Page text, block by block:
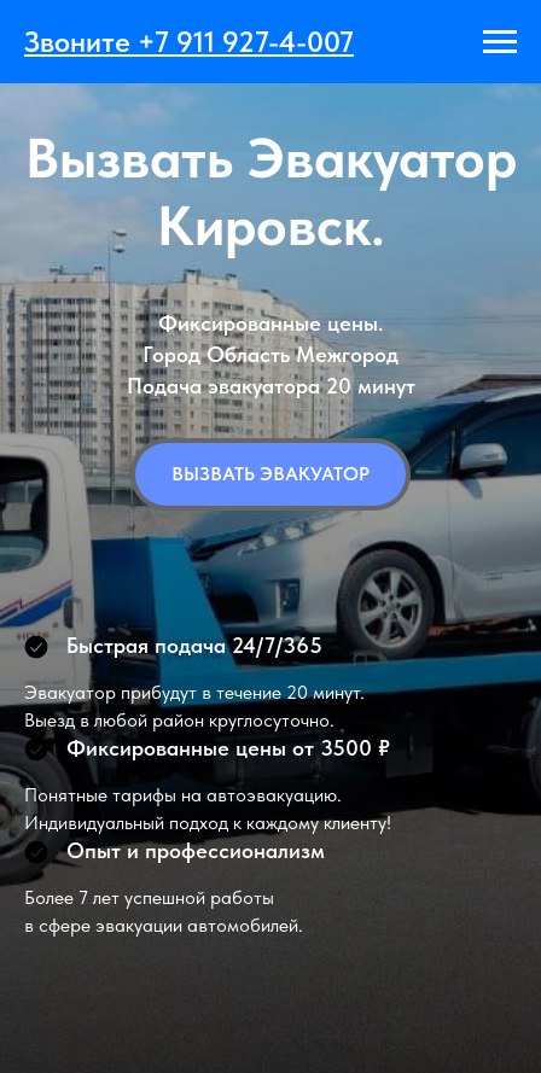
Звоните +7 911 927-4-007
Вызвать Эвакуатор
Кировск.
Фиксированные цены.
Город Область Межгород
Подача эвакуатора 20 минут
ВЫЗВАТЬ ЭВАКУАТОР
Быстрая подача 24/7/365
Эвакуатор прибудут в течение 20 минут.
Выезд в любой район круглосуточно.
Фиксированные цены от 3500 ₽
Понятные тарифы на автоэвакуацию.
Индивидуальный подход к каждому клиенту!
Опыт и профессионализм
Более 7 лет успешной работы
в сфере эвакуации автомобилей.